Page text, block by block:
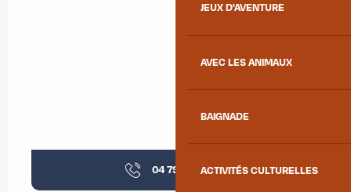
JEUX D'AVENTURE
AVEC LES ANIMAUX
BAIGNADE
ACTIVITÉS CULTURELLES
04 79 59 31▒▒